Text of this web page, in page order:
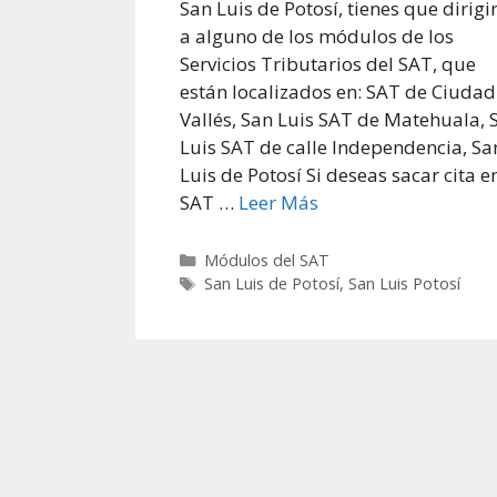
San Luis de Potosí, tienes que
a alguno de los módulos de los
Servicios Tributarios del SAT, que
están localizados en: SAT de Ciudad
Vallés, San Luis SAT de Matehuala,
Luis SAT de calle Independencia,
Luis de Potosí Si deseas sacar cita
SAT … Leer Más
Categorías
Módulos del SAT
Etiquetas
San Luis de Potosí, San Luis Potosí